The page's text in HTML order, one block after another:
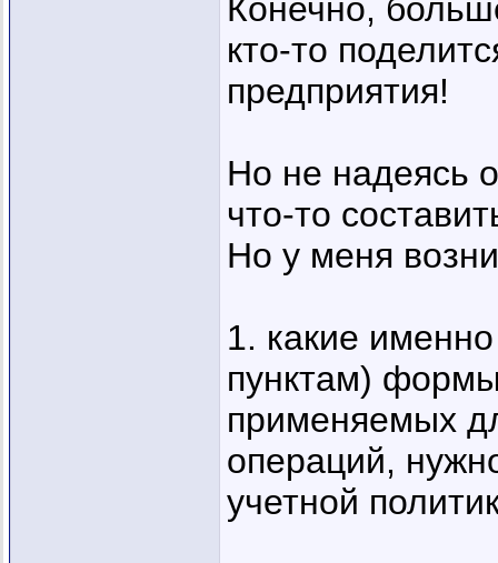
Конечно,
кто-то
предприятия!
Но не надеясь
что-то
Но у меня
1. какие
пунктам)
применяемых
операций,
учетной